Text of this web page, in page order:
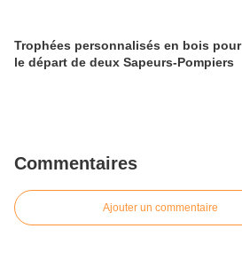
Trophées personnalisés en bois pour
le départ de deux Sapeurs-Pompiers
Commentaires
Ajouter un commentaire